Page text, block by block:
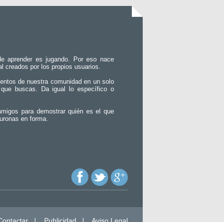
aprender es jugando. Por eso nace
creados por los propios usuarios.
de nuestra comunidad en un solo
buscas. Da igual lo específico o
para demostrar quién es el que
en forma.